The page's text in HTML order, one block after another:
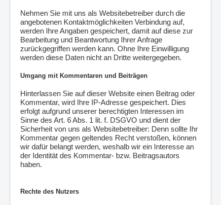
Nehmen Sie mit uns als Websitebetreiber durch die
angebotenen Kontaktmöglichkeiten Verbindung auf,
werden Ihre Angaben gespeichert, damit auf diese zur
Bearbeitung und Beantwortung Ihrer Anfrage
zurückgegriffen werden kann. Ohne Ihre Einwilligung
werden diese Daten nicht an Dritte weitergegeben.
Umgang mit Kommentaren und Beiträgen
Hinterlassen Sie auf dieser Website einen Beitrag oder
Kommentar, wird Ihre IP-Adresse gespeichert. Dies
erfolgt aufgrund unserer berechtigten Interessen im
Sinne des Art. 6 Abs. 1 lit. f. DSGVO und dient der
Sicherheit von uns als Websitebetreiber: Denn sollte Ihr
Kommentar gegen geltendes Recht verstoßen, können
wir dafür belangt werden, weshalb wir ein Interesse an
der Identität des Kommentar- bzw. Beitragsautors
haben.
Rechte des Nutzers